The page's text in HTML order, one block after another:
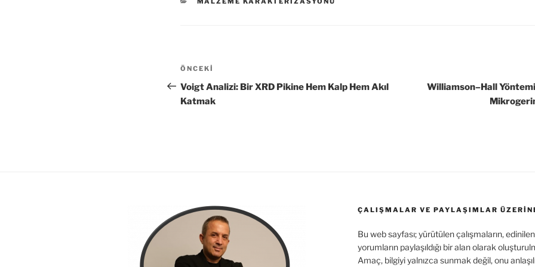
dI b
a
A er
ÖNCEKI
Voigt Analizi: Bir XRD Pikine Hem Kalp Hem Akıl
Katmak
Williamson–Hall
ÇALIŞMALAR VE PAYLAŞIMLAR
Bu web sayfası; yürütülen çalışmaların,
yorumların paylaşıldığı bir alan olarak
Amaç, bilgiyi yalnızca sunmak değil, onu